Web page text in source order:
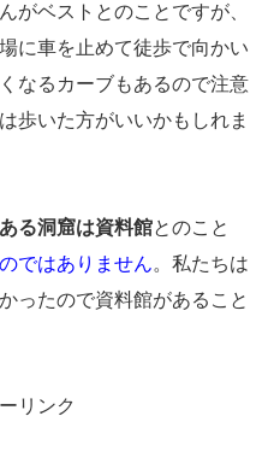
がベストとのことですが、
に車を止めて徒歩で向かい
なるカーブもあるので注意
歩いた方がいいかもしれま
る洞窟は資料館とのこと
ではありません。私たちは
ったので資料館があること
リンク